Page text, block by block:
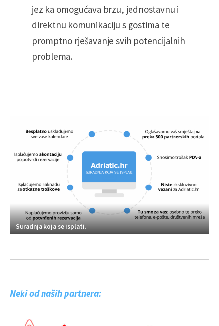
jezika omogućava brzu, jednostavnu i
direktnu komunikaciju s gostima te
promptno rješavanje svih potencijalnih
problema.
Suradnja koja se isplati.
Neki od naših partnera: